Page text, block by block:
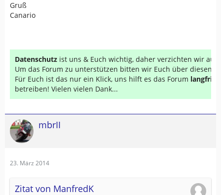
Gruß
Canario
Datenschutz ist uns & Euch wichtig, daher verzichten wir auf
Um das Forum zu unterstützen bitten wir Euch über diesen
Für Euch ist das nur ein Klick, uns hilft es das Forum
betreiben! Vielen vielen Dank...
mbrII
23. März 2014
Zitat von ManfredK